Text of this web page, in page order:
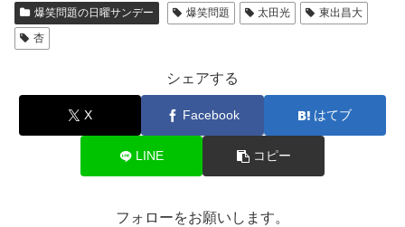
爆笑問題の日曜サンデー 爆笑問題 太田光
東出昌大
杏
シェアする
X Facebook はてブ
LINE コピー
フォローをお願いします。